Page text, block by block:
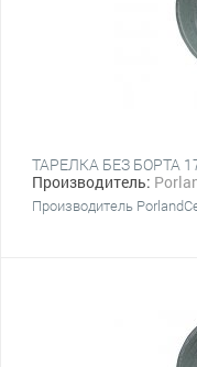
ТАРЕЛКА БЕЗ БОРТА
Производитель:
Производитель